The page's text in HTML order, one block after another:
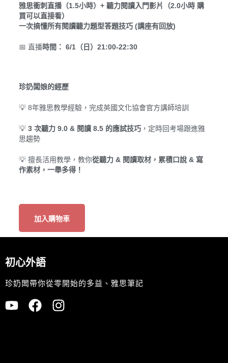
雅思衝刺直播（1.5小時）+ 聽力閱讀入門影片（2.0小時 購
買可以直接看）
一次搞懂所有閱讀聽力題型答題技巧 (講座有回放)
📅 直播時間： 6/1（日）21:00-22:30
珍奶闆娘的經歷
💡 8年雅思教學經驗，完成英國文化協會官方講師培訓
💡 3 次聽力 9.0 & 閱讀 8.5 的應試技巧，定時回考場跟進雅
思趨勢
💡 擅長活用教學，教你從聽力 & 閱讀取材，累積口說 & 寫
作素材，一舉多得！
加入購物車
初心外語
珍奶闆帶你從零開始的多益、雅思筆記